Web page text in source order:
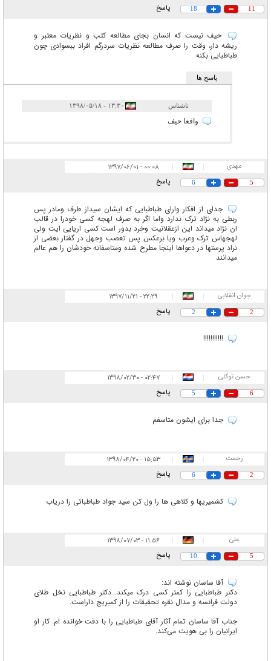
11
18 پاسخ
حیف نیست که انسان بجای مطالعه کتب و نظریات معتبر و
ریشه دار، وقت را صرف مطالعه نظریات سردرگم افراد ببسوادی چون
طباطبایی بکنه
پاسخ ها
ناشناس ۱۳:۳۰ - ۱۳۹۸/۰۵/۱۸
واقعا حیف
مهدی |
| ۰۰:۰۸ - ۱۳۹۷/۰۶/۰۱
5
6 پاسخ
جدای از افکار وارای طباطبایی که ایشان سیداز طرف ومادر پس
ربطی به نژاد ترک ندارد واما اگر به صرف لهجه کسی خودرا در قالب
ان نژاد میداند این ازعقلانیت وخرد بدور است کسی اریایی ایت ولی
لهجهاس ترک وعرب ویا برعکس پس تعصب وجهل در گفتار بعضی از
نراد پرستها در دعواها اینجا مطرح شده ومتاسفانه خودشان را هم عالم
میدانند
جوان انقلابی |
| ۲۲:۲۹ - ۱۳۹۷/۱۱/۲۱
2
2 پاسخ
!!!!!!!!!!!
حسن توکلی ۰۲:۴۷ - ۱۳۹۸/۰۲/۳۰
6
5 پاسخ
جدا برای ایشون متاسفم
رحمت |
| ۱۵:۵۳ - ۱۳۹۸/۰۴/۲۰
2
6 پاسخ
کشمیریها و کلاهی ها را ول کن سید جواد طباطبائی را دریاب
علی |
| ۱۱:۵۶ - ۱۳۹۸/۰۷/۰۳
5
10 پاسخ
آقا ساسان نوشته اند:
دکتر طباطبایی را کمتر کسی درک میکند...دکتر طباطبایی نخل طلای
دولت فرانسه و مدال نقره تحقیقات را از کمبریج داراست.
جناب آقا ساسان تمام آثار آقای طباطبایی را با دقت خوانده ام. کار او
ایرانیان را بی هویت می‌کند.